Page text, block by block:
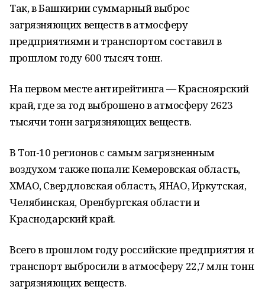
Так, в Башкирии суммарный выброс
загрязняющих веществ в атмосферу
предприятиями и транспортом составил в
прошлом году 600 тысяч тонн.
На первом месте антирейтинга — Красноярский
край, где за год выброшено в атмосферу 2623
тысячи тонн загрязняющих веществ.
В Топ-10 регионов с самым загрязненным
воздухом также попали: Кемеровская область,
ХМАО, Свердловская область, ЯНАО, Иркутская,
Челябинская, Оренбургская области и
Краснодарский край.
Всего в прошлом году российские предприятия и
транспорт выбросили в атмосферу 22,7 млн тонн
загрязняющих веществ.